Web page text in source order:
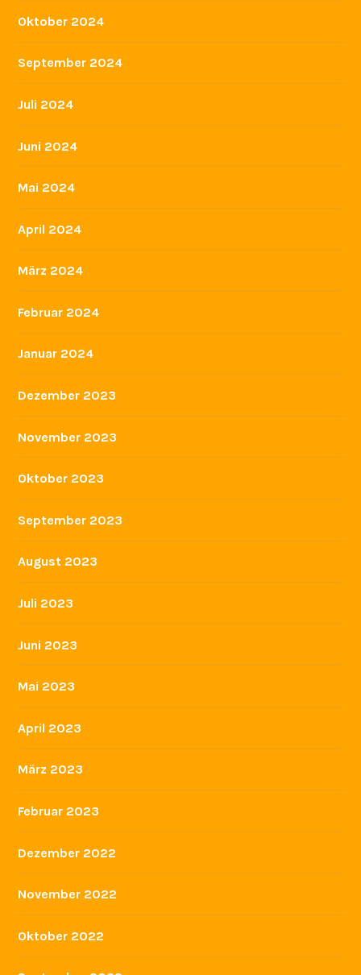
Oktober 2024
September 2024
Juli 2024
Juni 2024
Mai 2024
April 2024
März 2024
Februar 2024
Januar 2024
Dezember 2023
November 2023
Oktober 2023
September 2023
August 2023
Juli 2023
Juni 2023
Mai 2023
April 2023
März 2023
Februar 2023
Dezember 2022
November 2022
Oktober 2022